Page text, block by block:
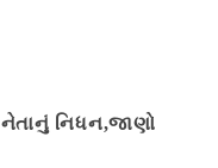
નિધન,જાણો